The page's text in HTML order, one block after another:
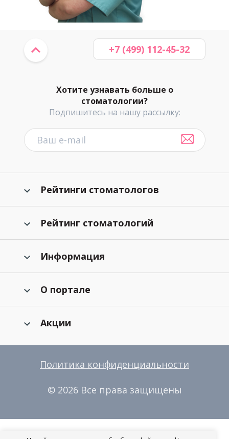
Хотите узнавать больше о
стоматологии?
Подпишитесь на нашу рассылку:
+7 (499) 112-45-32
Рейтинги стоматологов
Рейтинг стоматологий
Информация
О портале
Акции
Политика конфиденциальности
© 2026 Все права защищены